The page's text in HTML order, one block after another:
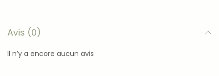
Avis (0)
Il n’y a encore aucun avis